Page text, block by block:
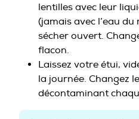
lentilles avec leur
(jamais avec l’eau
sécher ouvert.
flacon.
Laissez votre étui,
la journée. Changez
décontaminant